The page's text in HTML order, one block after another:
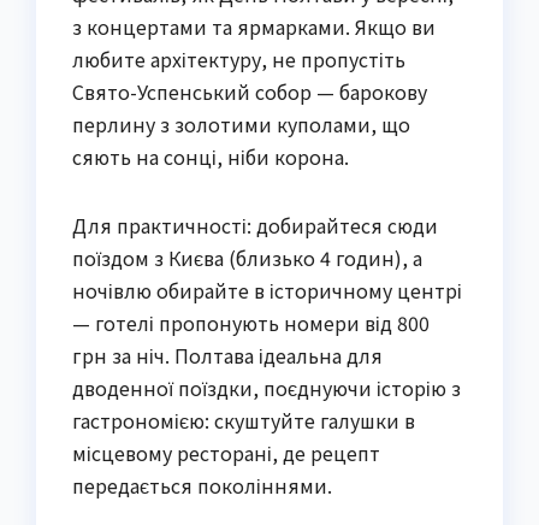
з концертами та ярмарками. Якщо ви
любите архітектуру, не пропустіть
Свято-Успенський собор — барокову
перлину з золотими куполами, що
сяють на сонці, ніби корона.
Для практичності: добирайтеся сюди
поїздом з Києва (близько 4 годин), а
ночівлю обирайте в історичному центрі
— готелі пропонують номери від 800
грн за ніч. Полтава ідеальна для
дводенної поїздки, поєднуючи історію з
гастрономією: скуштуйте галушки в
місцевому ресторані, де рецепт
передається поколіннями.